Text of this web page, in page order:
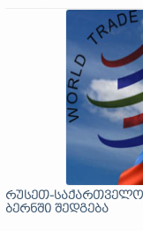
რუსეთ-
ბერნში შედგება